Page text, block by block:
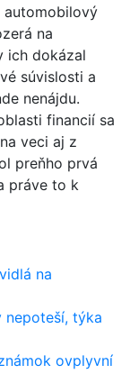
automobilový
na
ich dokázal
súvislosti a
nenájdu.
financií sa
veci aj z
preňho prvá
práve to k
na
nepoteší, týka
ovplyvní